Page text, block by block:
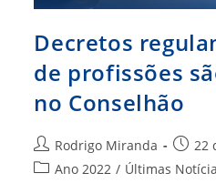
Decretos
de profissões
no Conselhão
Autor
do
Rodrigo Miranda
Post22
Categoria
Ano 2022 / Últimas